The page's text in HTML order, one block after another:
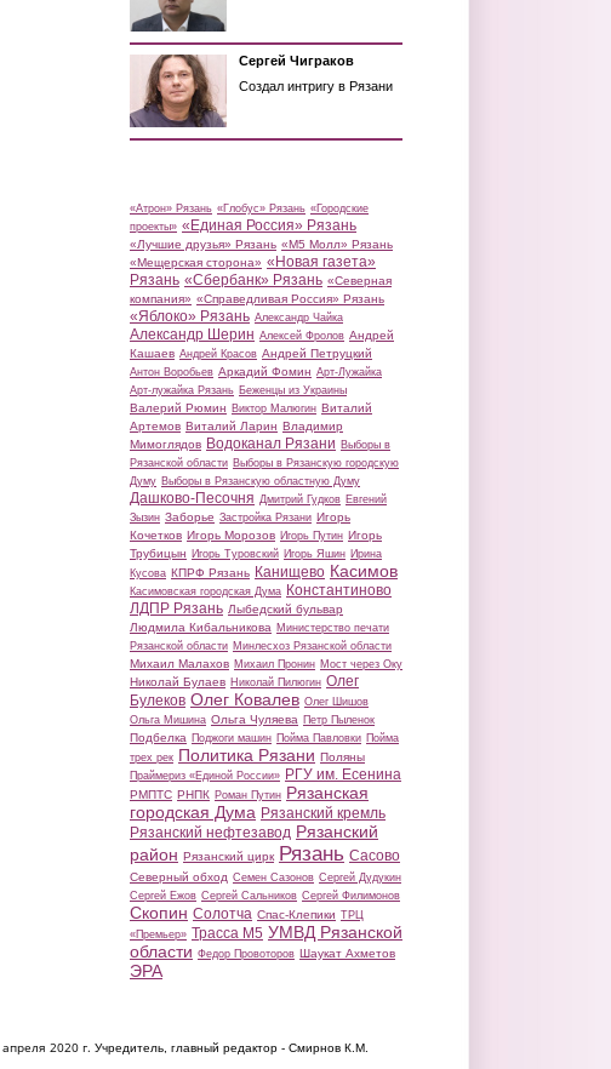
Сергей Чиграков
Создал интригу в Рязани
«Атрон» Рязань «Глобус» Рязань «Городские
проекты» «Единая Россия» Рязань
«Лучшие друзья» Рязань «М5 Молл» Рязань
«Мещерская сторона» «Новая газета»
Рязань «Сбербанк» Рязань «Северная
компания» «Справедливая Россия» Рязань
«Яблоко» Рязань Александр Чайка
Александр Шерин Алексей Фролов Андрей
Кашаев Андрей Красов Андрей Петруцкий
Антон Воробьев Аркадий Фомин Арт-Лужайка
Арт-лужайка Рязань Беженцы из Украины
Валерий Рюмин Виктор Малюгин Виталий
Артемов Виталий Ларин Владимир
Мимоглядов Водоканал Рязани Выборы в
Рязанской области Выборы в Рязанскую городскую
Думу Выборы в Рязанскую областную Думу
Дашково-Песочня Дмитрий Гудков Евгений
Зызин Заборье Застройка Рязани Игорь
Кочетков Игорь Морозов Игорь Путин Игорь
Трубицын Игорь Туровский Игорь Яшин Ирина
Кусова КПРФ Рязань Канищево Касимов
Касимовская городская Дума Константиново
ЛДПР Рязань Лыбедский бульвар
Людмила Кибальникова Министерство печати
Рязанской области Минлесхоз Рязанской области
Михаил Малахов Михаил Пронин Мост через Оку
Николай Булаев Николай Пилюгин Олег
Булеков Олег Ковалев Олег Шишов
Ольга Мишина Ольга Чуляева Петр Пыленок
Подбелка Поджоги машин Пойма Павловки Пойма
трех рек Политика Рязани Поляны
Праймериз «Единой России» РГУ им. Есенина
РМПТС РНПК Роман Путин Рязанская
городская Дума Рязанский кремль
Рязанский нефтезавод Рязанский
район Рязанский цирк Рязань Сасово
Северный обход Семен Сазонов Сергей Дудукин
Сергей Ежов Сергей Сальников Сергей Филимонов
Скопин Солотча Спас-Клепики ТРЦ
«Премьер» Трасса М5 УМВД Рязанской
области Федор Провоторов Шаукат Ахметов
ЭРА
2020 г. Учредитель, главный редактор - Смирнов К.М.